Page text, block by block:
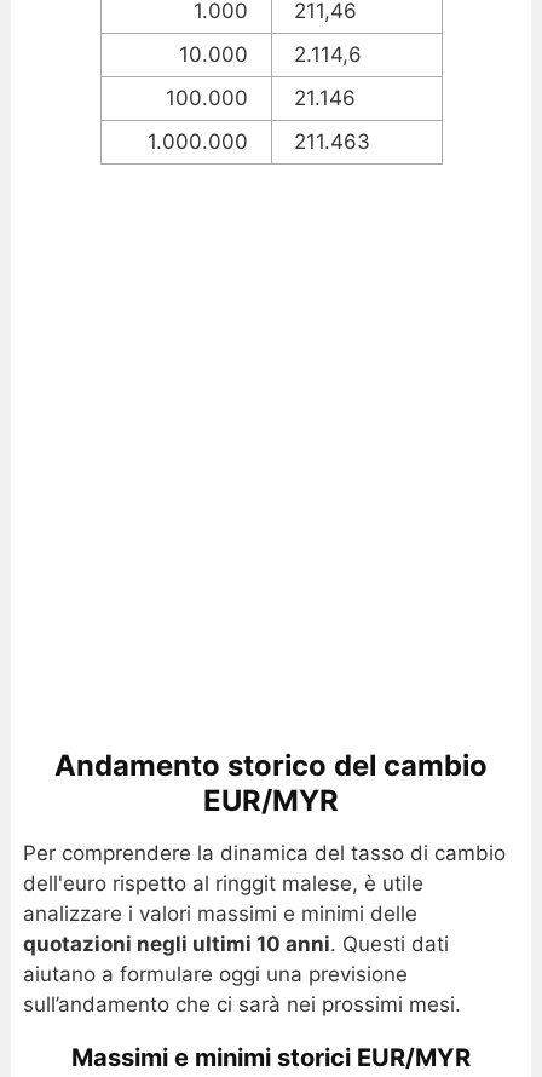
1.000
211,46
10.000
2.114,6
100.000
21.146
1.000.000
211.463
Andamento storico del cambio
EUR/MYR
Per comprendere la dinamica del tasso di cambio
dell'euro rispetto al ringgit malese, è utile
analizzare i valori massimi e minimi delle
quotazioni negli ultimi 10 anni. Questi dati
aiutano a formulare oggi una previsione
sull’andamento che ci sarà nei prossimi mesi.
Massimi e minimi storici EUR/MYR